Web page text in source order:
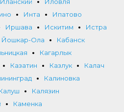
Инта
Ипатово
Иршава Искитим
Истра
Йошкар-Ола
Кабанск
Кагарлык
Казатин Казлук
Калач
Калиновка
Калязин
Каменка